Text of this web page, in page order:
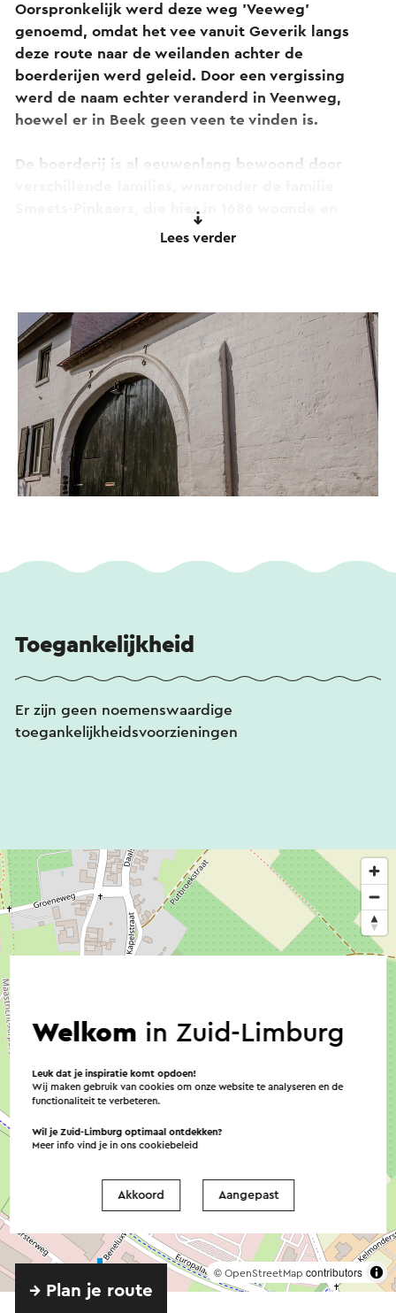
Oorspronkelijk werd deze weg 'Veeweg'
genoemd, omdat het vee vanuit Geverik langs
deze route naar de weilanden achter de
boerderijen werd geleid. Door een vergissing
werd de naam echter veranderd in Veenweg,
hoewel er in Beek geen veen te vinden is.
De boerderij is al eeuwenlang bewoond door
Smeets-Pinkaers, die hier in 1686 woonde en
actief was als stroopstoker. In 1850 werd het pand
Jozef Pinkaers een bijzondere onderaardse
spelonk, gemaakt van leem, vijf meter onder de
woonkamer. Deze ruimte, die via een smalle
kruipgang vanuit de kelder bereikbaar was,
diende waarschijnlijk als schuilplaats in tijden van
oorlog of tijdens overvallen, zoals die van de
beruchte Bokkenrijders.
Lees verder
Toegankelijkheid
Er zijn geen noemenswaardige
toegankelijkheidsvoorzieningen
© OpenStreetMap contributors
→ Plan je route
Welkom in Zuid-Limburg
Leuk dat je inspiratie komt opdoen!
Wij maken gebruik van cookies om onze website te analyseren en de
functionaliteit te verbeteren.
Wil je Zuid-Limburg optimaal ontdekken?
Meer info vind je in onscookiebeleid
Akkoord Aangepast